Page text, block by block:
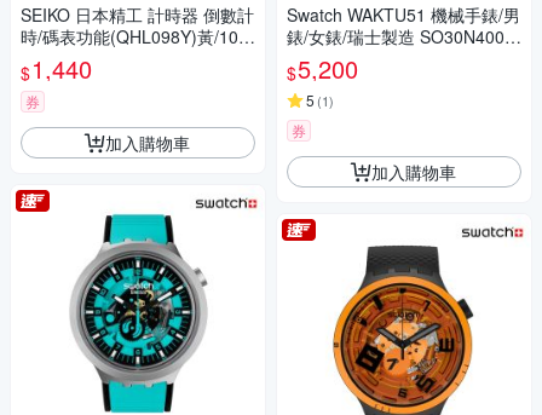
SEIKO 日本精工 計時器 倒數計
時/碼表功能(QHL098Y)黃/10X
6.5cm
$1,440
券
加入購物車
Swatch WAKTU51 機械手錶/男
錶/女錶/瑞士製造 SO30N400
(42mm)
$5,200
5 (1)
券
加入購物車